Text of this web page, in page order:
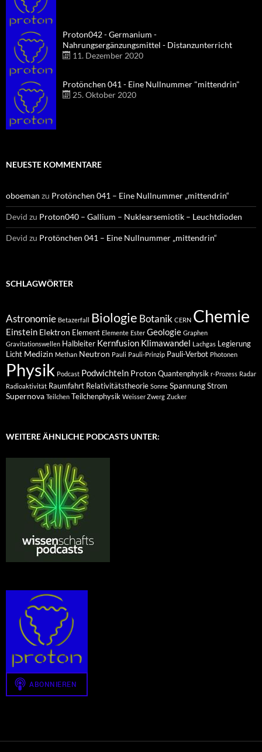
Proton042 - Germanium -
Nahrungsergänzungsmittel - Distanzunterricht
11. Dezember 2020
Protönchen 041 - Eine Nullnummer "mittendrin"
25. Oktober 2020
NEUESTE KOMMENTARE
oboeman zu Protönchen 041 – Eine Nullnummer „mittendrin“
Devid zu Proton040 – Gallium – Nuklearsemiotik – Leuchtdioden
Devid zu Protönchen 041 – Eine Nullnummer „mittendrin“
SCHLAGWÖRTER
Astronomie Betazerfall Biologie Botanik CERN Chemie
Einstein Elektron Element Elemente Ester Geologie Graphen
Gravitationswellen Halbleiter Kernfusion Klimawandel Lachgas Legierung
Licht Medizin Methan Neutron Pauli Pauli-Prinzip Pauli-Verbot Photonen
Physik Podcast Podwichteln Proton Quantenphysik r-Prozess Radar
Radioaktivität Raumfahrt Relativitätstheorie Sonne Spannung Strom
Supernova Teilchen Teilchenphysik Weisser Zwerg Zucker
WEITERE ÄHNLICHE PODCASTS UNTER: